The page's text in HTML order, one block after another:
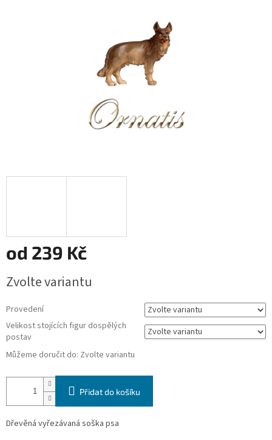
od 239 Kč
cena:
Zvolte variantu
Provedení
Velikost stojících figur dospělých
postav
Můžeme doručit do: Zvolte variantu
Přidat do košíku
Dřevěná vyřezávaná soška psa